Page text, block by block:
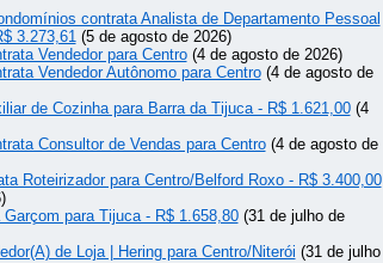
contrata Analista de Departamento Pessoal
3.273,61(5 de agosto de 2026)
Vendedor para Centro(4 de agosto de 2026)
Vendedor Autônomo para Centro(4 de agosto de
de Cozinha para Barra da Tijuca - R$ 1.621,00(4
Consultor de Vendas para Centro(4 de agosto de
Roteirizador para Centro/Belford Roxo - R$ 3.400,00
para Tijuca - R$ 1.658,80(31 de julho de
de Loja | Hering para Centro/Niterói (31 de julho